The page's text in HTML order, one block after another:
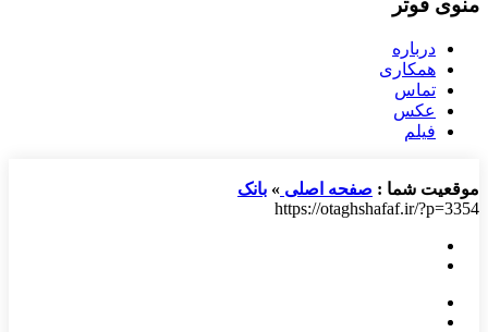
منوی فوتر
درباره
همکاری
تماس
عکس
فیلم
موقعیت شما : صفحه اصلی » بانک
https://otaghshafaf.ir/?p=3354